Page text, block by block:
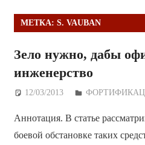
МЕТКА: S. VAUBAN
Зело нужно, дабы
инженерство
12/03/2013 Дежурный по
Аннотация. В статье
боевой обстановке таких